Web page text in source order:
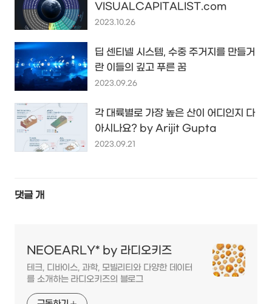
VISUALCAPITALIST.com
2023.10.26
딥 센티넬 시스템, 수중 주거지를 만들거
란 이들의 깊고 푸른 꿈
2023.09.26
각 대륙별로 가장 높은 산이 어디인지 다
아시나요? by Arijit Gupta
2023.09.21
댓글 개
NEOEARLY* by 라디오키즈
테크, 디바이스, 과학, 모빌리티와 다양한 데이터
를 소개하는 라디오키즈의 블로그